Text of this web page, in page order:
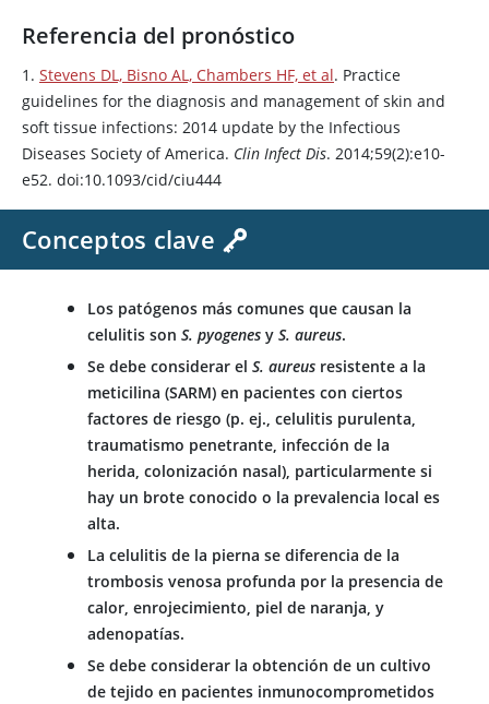
Referencia del pronóstico
1. Stevens DL, Bisno AL, Chambers HF, et al. Practice
guidelines for the diagnosis and management of skin and
soft tissue infections: 2014 update by the Infectious
Diseases Society of America. Clin Infect Dis. 2014;59(2):e10-
e52. doi:10.1093/cid/ciu444
Conceptos clave
Los patógenos más comunes que causan la
celulitis son S. pyogenes y S. aureus.
Se debe considerar el S. aureus resistente a la
meticilina (SARM) en pacientes con ciertos
factores de riesgo (p. ej., celulitis purulenta,
traumatismo penetrante, infección de la
herida, colonización nasal), particularmente si
hay un brote conocido o la prevalencia local es
alta.
La celulitis de la pierna se diferencia de la
trombosis venosa profunda por la presencia de
calor, enrojecimiento, piel de naranja, y
adenopatías.
Se debe considerar la obtención de un cultivo
de tejido en pacientes inmunocomprometidos